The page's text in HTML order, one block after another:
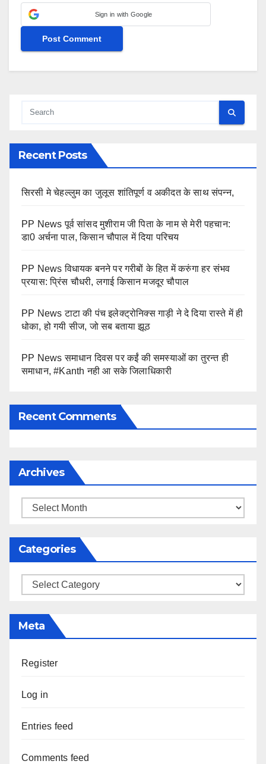
Sign in with Google
Recent Posts
सिरसी मे चेहल्लुम का जुलूस शांतिपूर्ण व अकीदत के साथ संपन्न,
PP News पूर्व सांसद मुशीराम जी पिता के नाम से मेरी पहचान:
डा0 अर्चना पाल, किसान चौपाल में दिया परिचय
PP News विधायक बनने पर गरीबों के हित में करुंगा हर संभव
प्रयास: प्रिंस चौधरी, लगाई किसान मजदूर चौपाल
PP News टाटा की पंच इलेक्ट्रोनिक्स गाड़ी ने दे दिया रास्ते में ही
धोका, हो गयी सीज, जो सब बताया झूठ
PP News समाधान दिवस पर कईं की समस्याओं का तुरन्त ही
समाधान, #Kanth नही आ सके जिलाधिकारी
Recent Comments
Archives
Archives
Categories
Categories
Meta
Register
Log in
Entries feed
Comments feed